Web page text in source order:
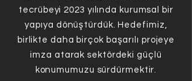
tecrübeyi 2023 yılında kurumsal bir
yapıya dönüştürdük. Hedefimiz,
birlikte daha birçok başarılı projeye
imza atarak sektördeki güçlü
konumumuzu sürdürmektir.